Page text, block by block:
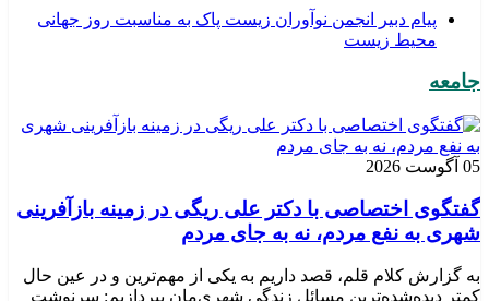
پیام دبیر انجمن نوآوران زیست پاک به مناسبت روز جهانی
محیط زیست
جامعه
05 آگوست 2026
گفتگوی اختصاصی با دکتر علی ریگی در زمینه بازآفرینی
شهری به نفع مردم، نه به جای مردم
به گزارش کلام قلم، قصد داریم به یکی از مهم‌ترین و در عین حال
کمتر دیده‌شده‌ترین مسائل زندگی شهری‌مان بپردازیم: سرنوشت